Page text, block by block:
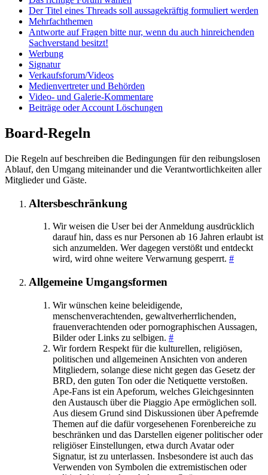
Der Titel eines Threads soll aussagekräftig formuliert werden
Mehrfachthemen
Antworte auf Fragen bitte nur, wenn du auch hinreichenden
Sachverstand besitzt!
Werbung
Signatur
Verkaufsforum/Videos
Medienvertreter und Behörden
Video- und Galerie-Kommentare
Beiträge oder Account Löschungen
Board-Regeln
Die Regeln auf beschreiben die Bedingungen für den reibungslosen
Ablauf, den Umgang miteinander und die Verantwortlichkeiten aller
Mitglieder und Gäste.
Altersbeschränkung
Wir weisen die User bei der Anmeldung ausdrücklich
darauf hin, dass es nur Personen ab 16 Jahren erlaubt ist
sich anzumelden. Wer dagegen verstößt und entdeckt
wird, wird ohne weitere Verwarnung gesperrt. #
Allgemeine Umgangsformen
Wir wünschen keine beleidigende,
menschenverachtenden, gewaltverherrlichenden,
frauenverachtenden oder pornographischen Aussagen,
Bilder oder Links zu selbigen. #
Wir fordern Respekt für die kulturellen, religiösen,
politischen und allgemeinen Ansichten von anderen
Mitgliedern, solange diese nicht gegen das Gesetz der
BRD, den guten Ton oder die Netiquette verstoßen.
Ape-Fans ist ein Apeforum, welches Gleichgesinnten
den Austausch über die Piaggio Ape ermöglichen soll.
Aus diesem Grund sind Diskussionen über Apefremde
Themen auf die dafür vorgesehenen Forenbereiche zu
beschränken und das Darstellen eigener politischer oder
religiöser Einstellungen, etwa durch Avatar oder
Signatur, ist zu unterlassen. Insbesondere ist auch das
Verwenden von Symbolen die extremistischen oder